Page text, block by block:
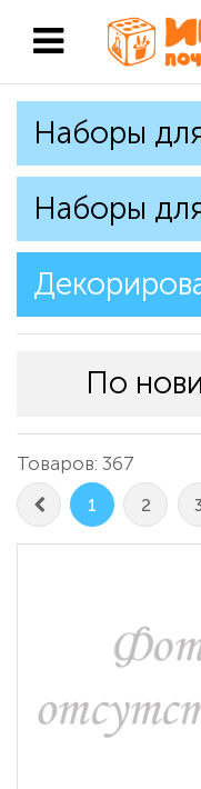
Наборы
Наборы
По
Товаров: 367
1 2